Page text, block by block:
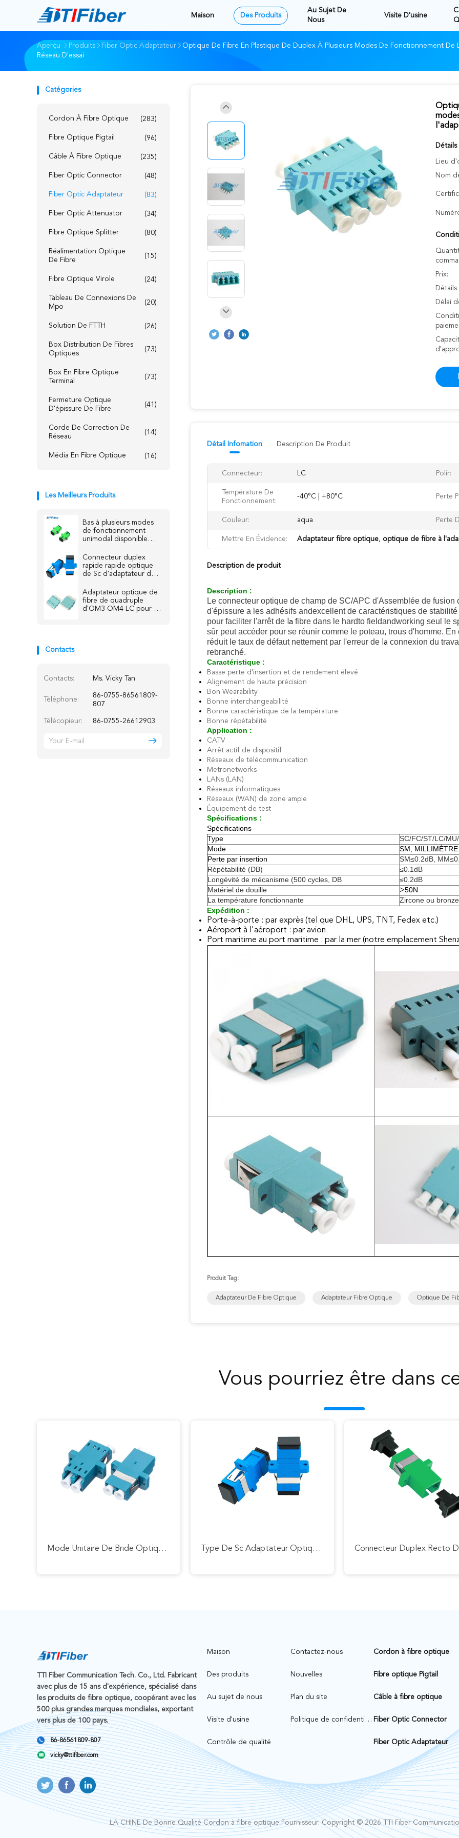
Maison Des Produits
Au Sujet De
Nous
Visite D'usine
Aperçu Produits Fiber Optic Adaptateur
Optique De Fibre En Plastique De Duplex À Plusieurs Modes De Fonctionnement
Réseau D'essai
Catégories
Cordon À Fibre Optique (283)
Fibre Optique Pigtail (96)
Câble À Fibre Optique (235)
Fiber Optic Connector (48)
Fiber Optic Adaptateur (83)
Fiber Optic Attenuator (34)
Fibre Optique Splitter (80)
Réalimentation Optique
De Fibre
(15)
Fibre Optique Virole (24)
Tableau De Connexions De
Mpo
(20)
Solution De FTTH (26)
Box Distribution De Fibres
Optiques
(73)
Box En Fibre Optique
Terminal
(73)
Fermeture Optique
D'épissure De Fibre
(41)
Corde De Correction De
Réseau
(14)
Média En Fibre Optique (16)
Les Meilleurs Produits
Bas à plusieurs modes
de fonctionnement
unimodal disponible
d'adaptateur de fibre
de perte par insertion
de Ftth
Connecteur duplex
rapide rapide optique
de Sc d'adaptateur de
mode unitaire
Adaptateur optique de
fibre de quadruple
d'OM3 OM4 LC pour la
Contacts
Contacts: Ms. Vicky Tan
Téléphone:
86-0755-86561809-
807
Télécopieur: 86-0755-26612903
Lieu
Nom
Prix:
Délai
Détail Infomation Description De Produit
Connecteur: LC Polir:
Température De
Fonctionnement:
-40°C | +80°C Perte
Couleur: aqua Perte
Mettre En Évidence: Adaptateur fibre optique, optique de fibre à
Description de produit
Description :
Le connecteur optique de champ de SC/APC d'Assemblée de fusion
d'épissure a les adhésifs andexcellent de caractéristiques de
pour faciliter l'arrêt de la fibre dans le hardto fieldandworking seul le
sûr peut accéder pour se réunir comme le poteau, trous d'homme. En
réduit le taux de défaut nettement par l'erreur de la connexion du
rebranché.
Caractéristique :
Basse perte d'insertion et de rendement élevé
Alignement de haute précision
Bon Wearability
Bonne interchangeabilité
Bonne caractéristique de la température
Bonne répétabilité
Application :
CATV
Arrêt actif de dispositif
Réseaux de télécommunication
Metronetworks
LANs (LAN)
Réseaux informatiques
Réseaux (WAN) de zone ample
Équipement de test
Spécifications :
Spécifications
Type
SC/FC/ST/LC/
Mode
SM, MILLIMÈTRE
Perte par insertion
SM≤0.2dB,
Répétabilité (DB)
≤0.1dB
Longévité de mécanisme (500 cycles, DB
≤0.2dB
Matériel de douille
>50N
La température fonctionnante
Zircone ou bronze
Expédition :
Porte-à-porte : par exprès (tel que DHL, UPS, TNT, Fedex etc.)
Aéroport à l'aéroport : par avion
Port maritime au port maritime : par la mer (notre emplacement
Produit Tag:
Adaptateur De Fibre Optique Adaptateur Fibre Optique Optique De
Vous pourriez être dans
Mode Unitaire De Bride Optique Recto D'adaptateur De Sc De RPA UPC À Plusieurs Modes De Fonctionnement Type De Sc Adaptateur Optique Recto De Fibre De RPA UPC Pour Le Réseau De FTTH FTTX
TTI Fiber Communication Tech. Co., Ltd. Fabricant
avec plus de 15 ans d'expérience, spécialisé dans
les produits de fibre optique, coopérant avec les
500 plus grandes marques mondiales, exportant
vers plus de 100 pays.
86-86561809-807
vicky@ttifiber.com
Maison
Des produits
Au sujet de nous
Visite d'usine
Contrôle de qualité
Contactez-nous
Nouvelles
Plan du site
Politique de confidentialité
Cordon à fibre optique
Fibre optique Pigtail
Câble à fibre optique
Fiber Optic Connector
Fiber Optic Adaptateur
LA CHINE De Bonne QualitéCordon à fibre optiqueFournisseur. Copyright © 2026 TTI Fiber